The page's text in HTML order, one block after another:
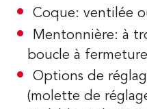
Coque: ventilée
Mentonnière: à
boucle à
Options de
(molette de